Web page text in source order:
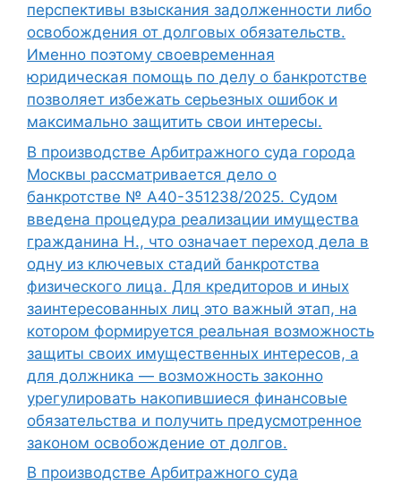
перспективы взыскания задолженности либо
освобождения от долговых обязательств.
Именно поэтому своевременная
юридическая помощь по делу о банкротстве
позволяет избежать серьезных ошибок и
максимально защитить свои интересы.
В производстве Арбитражного суда города
Москвы рассматривается дело о
банкротстве № А40-351238/2025. Судом
введена процедура реализации имущества
гражданина Н., что означает переход дела в
одну из ключевых стадий банкротства
физического лица. Для кредиторов и иных
заинтересованных лиц это важный этап, на
котором формируется реальная возможность
защиты своих имущественных интересов, а
для должника — возможность законно
урегулировать накопившиеся финансовые
обязательства и получить предусмотренное
законом освобождение от долгов.
В производстве Арбитражного суда